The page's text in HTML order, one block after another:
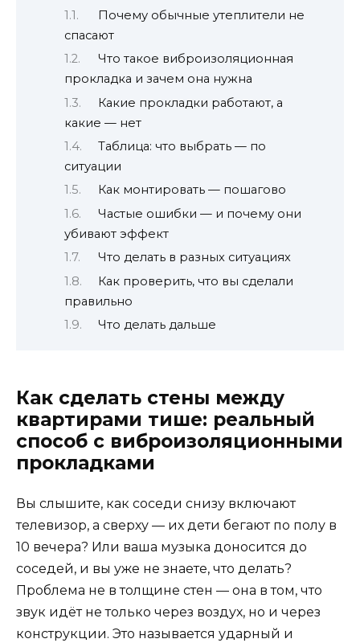
Почему обычные утеплители не
спасают
Что такое виброизоляционная
прокладка и зачем она нужна
Какие прокладки работают, а
какие — нет
Таблица: что выбрать — по
ситуации
Как монтировать — пошагово
Частые ошибки — и почему они
убивают эффект
Что делать в разных ситуациях
Как проверить, что вы сделали
правильно
Что делать дальше
Как сделать стены между
квартирами тише: реальный
способ с виброизоляционными
прокладками
Вы слышите, как соседи снизу включают
телевизор, а сверху — их дети бегают по полу в
10 вечера? Или ваша музыка доносится до
соседей, и вы уже не знаете, что делать?
Проблема не в толщине стен — она в том, что
звук идёт не только через воздух, но и через
конструкции. Это называется ударный и